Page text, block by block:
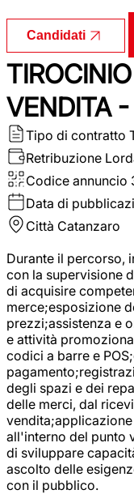
Candidati
VENDITA
Tipo di contratto
Retribuzione
Codice annuncio
Data di
Città Catanzaro
Durante il percorso,
con la supervisione
di acquisire
merce;esposizione
prezzi;assistenza e
e attività
codici a barre e
degli spazi e dei
delle merci, dal
all'interno del punto
di sviluppare
ascolto delle
con il pubblico.